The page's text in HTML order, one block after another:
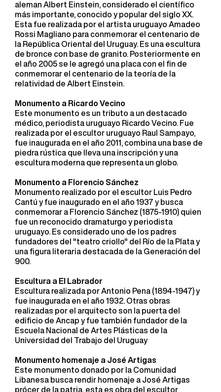
aleman Albert Einstein, considerado el científico
más importante, conocido y popular del siglo XX.
Esta fue realizada por el artista uruguayo Amadeo
Rossi Magliano para conmemorar el centenario de
la República Oriental del Uruguay. Es una escultura
de bronce con base de granito. Posteriormente en
el año 2005 se le agregó una placa con el fin de
conmemorar el centenario de la teoría de la
relatividad de Albert Einstein.
Monumento a Ricardo Vecino
Este monumento es un tributo a un destacado
médico, periodista uruguayo Ricardo Vecino. Fue
realizada por el escultor uruguayo Raul Sampayo,
fue inaugurada en el año 2011, combina una base de
piedra rústica que lleva una inscripción y una
escultura moderna que representa un globo.
Monumento a Florencio Sánchez
Monumento realizado por el escultor Luis Pedro
Cantú y fue inaugurado en el año 1937 y busca
conmemorar a Florencio Sánchez (1875-1910) quien
fue un reconocido dramaturgo y periodista
uruguayo. Es considerado uno de los padres
fundadores del "teatro criollo" del Río de la Plata y
una figura literaria destacada de la Generación del
900.
Escultura a El Labrador
Escultura realizada por Antonio Pena (1894-1947) y
fue inaugurada en el año 1932. Otras obras
realizadas por el arquitecto son la puerta del
edificio de Ancap y fue también fundador de la
Escuela Nacional de Artes Plásticas de la
Universidad del Trabajo del Uruguay
Monumento homenaje a José Artigas
Este monumento donado por la Comunidad
Libanesa busca rendir homenaje a José Artigas
prócer de la patria, esta es obra del escultor